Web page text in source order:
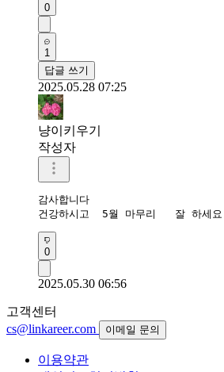
0
1
답글 쓰기
2025.05.28 07:25
냥이키우기
작성자
감사합니다
건강하시고  5월 마무리   잘 하세요
0
2025.05.30 06:56
고객센터
cs@linkareer.com
이메일 문의
이용약관